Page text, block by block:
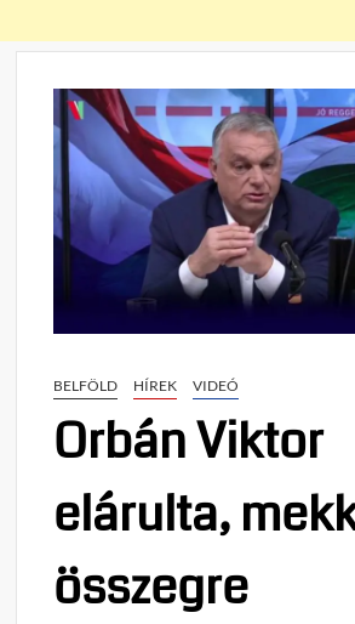
BELFÖLD HÍREK VIDEÓ
Orbán Viktor
elárulta,
összegre